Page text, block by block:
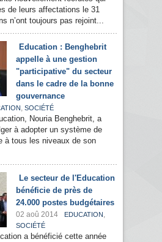
de leurs affectations le 31
n’ont toujours pas rejoint...
Education : Benghebrit
appelle à une gestion
"participative" du secteur
dans le cadre de la bonne
gouvernance
, SOCIÉTÉ
Nouria Benghebrit, a
à adopter un système de
à tous les niveaux de son
Le secteur de l'Education
bénéficie de près de
24.000 postes budgétaires
02 aoû 2014 EDUCATION ,
SOCIÉTÉ
a bénéficié cette année